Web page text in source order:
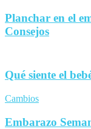
Planchar en el
Consejos
Qué siente el
Cambios
Embarazo